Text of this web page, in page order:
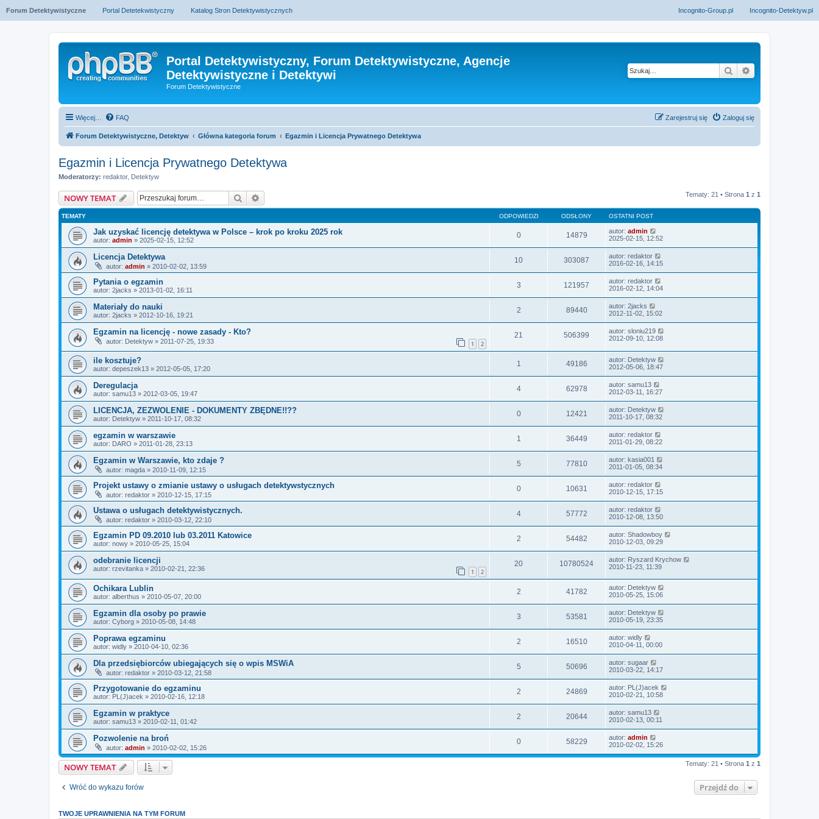
Forum Detektywistyczne Portal Detetekwistyczny Katalog Stron Detektywistycznych Incognito-Detektyw.pl
Incognito-Group.pl
Portal Detektywistyczny, Forum Detektywistyczne, Agencje
Detektywistyczne i Detektywi
Forum Detektywistyczne
Szukaj
Więcej… FAQ Zaloguj się
Zarejestruj się
Forum Detektywistyczne, Detektyw Główna kategoria forum Egazmin i Licencja Prywatnego Detektywa
Egazmin i Licencja Prywatnego Detektywa
Moderatorzy: redaktor, Detektyw
NOWY TEMAT Szukaj Tematy: 21 • Strona 1 z 1
TEMATY ODPOWIEDZI ODSŁONY OSTATNI POST
Jak uzyskać licencję detektywa w Polsce – krok po kroku 2025 rok
autor: admin » 2025-02-15, 12:52
0 14879 autor: admin
2025-02-15, 12:52
Licencja Detektywa
autor: admin » 2010-02-02, 13:59
10 303087 autor: redaktor
2016-02-16, 14:15
Pytania o egzamin
autor: 2jacks » 2013-01-02, 16:11
3 121957 autor: redaktor
2016-02-12, 14:04
Materiały do nauki
autor: 2jacks » 2012-10-16, 19:21
2 89440 autor: 2jacks
2012-11-02, 15:02
Egzamin na licencję - nowe zasady - Kto?
autor: Detektyw » 2011-07-25, 19:33 1 2
21 506399 autor: sloniu219
2012-09-10, 12:08
ile kosztuje?
autor: depeszek13 » 2012-05-05, 17:20
1 49186 autor: Detektyw
2012-05-06, 18:47
Deregulacja
autor: samu13 » 2012-03-05, 19:47
4 62978 autor: samu13
2012-03-11, 16:27
LICENCJA, ZEZWOLENIE - DOKUMENTY ZBĘDNE!!??
autor: Detektyw » 2011-10-17, 08:32
0 12421 autor: Detektyw
2011-10-17, 08:32
egzamin w warszawie
autor: DARO » 2011-01-28, 23:13
1 36449 autor: redaktor
2011-01-29, 08:22
Egzamin w Warszawie, kto zdaje ?
autor: magda » 2010-11-09, 12:15
5 77810 autor: kasia001
2011-01-05, 08:34
Projekt ustawy o zmianie ustawy o usługach detektywstycznych
autor: redaktor » 2010-12-15, 17:15
0 10631 autor: redaktor
2010-12-15, 17:15
Ustawa o usługach detektywistycznych.
autor: redaktor » 2010-03-12, 22:10
4 57772 autor: redaktor
2010-12-08, 13:50
Egzamin PD 09.2010 lub 03.2011 Katowice
autor: nowy » 2010-05-25, 15:04
2 54482 autor: Shadowboy
2010-12-03, 09:29
odebranie licencji
autor: rzevitanka » 2010-02-21, 22:36 1 2
20 10780524 autor: Ryszard Krychow
2010-11-23, 11:39
Ochikara Lublin
autor: alberthus » 2010-05-07, 20:00
2 41782 autor: Detektyw
2010-05-25, 15:06
Egzamin dla osoby po prawie
autor: Cyborg » 2010-05-08, 14:48
3 53581 autor: Detektyw
2010-05-19, 23:35
Poprawa egzaminu
autor: widly » 2010-04-10, 02:36
2 16510 autor: widly
2010-04-11, 00:00
Dla przedsiębiorców ubiegających się o wpis MSWiA
autor: redaktor » 2010-03-12, 21:58
5 50696 autor: sugaar
2010-03-22, 14:17
Przygotowanie do egzaminu
autor: PL(J)acek » 2010-02-16, 12:18
2 24869 autor: PL(J)acek
2010-02-21, 10:58
Egzamin w praktyce
autor: samu13 » 2010-02-11, 01:42
2 20644 autor: samu13
2010-02-13, 00:11
Pozwolenie na broń
autor: admin » 2010-02-02, 15:26
0 58229 autor: admin
2010-02-02, 15:26
NOWY TEMAT Tematy: 21 • Strona 1 z 1
Wróć do wykazu forów Przejdź do
TWOJE UPRAWNIENIA NA TYM FORUM